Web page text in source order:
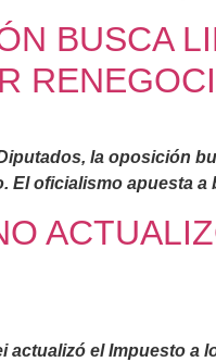
BUSCA
la oposición
El oficialismo apuesta
actualizó el Impuesto a